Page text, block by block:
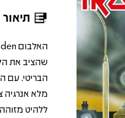
תיאור
הבריטי. עם